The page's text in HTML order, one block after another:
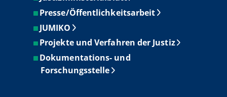
Presse/Öffentlichkeitsarbeit
JUMIKO
Projekte und Verfahren der Justiz
Dokumentations- und
Forschungsstelle